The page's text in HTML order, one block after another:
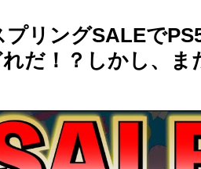
プリングSALEで
だ！？しかし、ま